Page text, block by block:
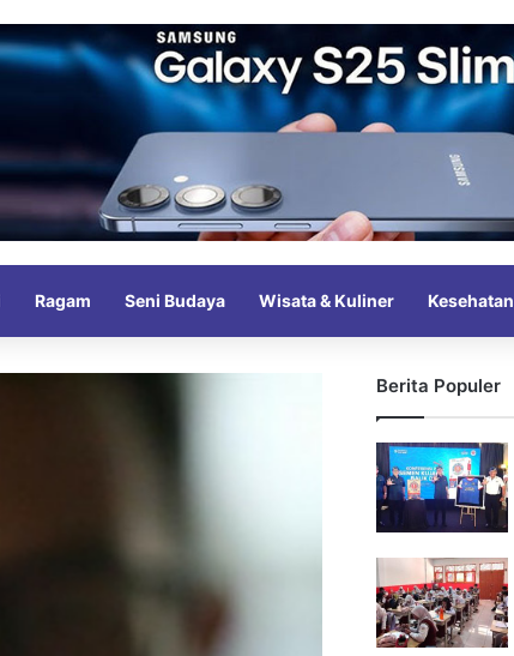
Ragam Seni Budaya Wisata & Kuliner Kesehatan
Berita Populer